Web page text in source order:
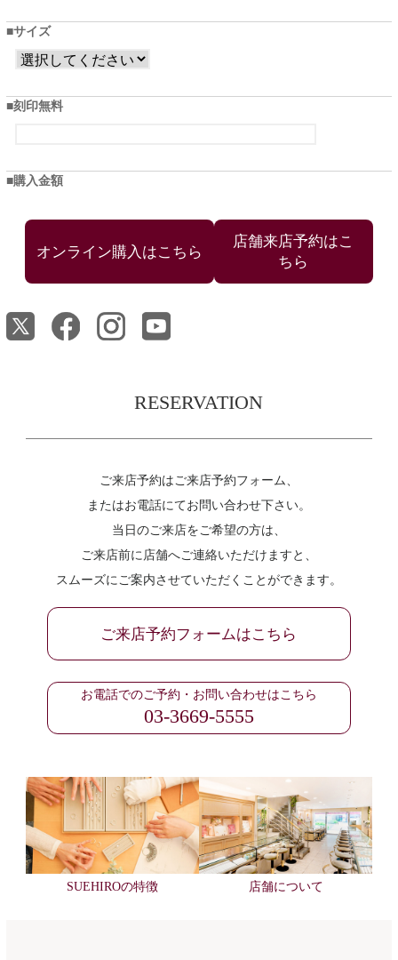
サイズ
刻印無料
購入金額
店舗来店予約はこ
ちら
RESERVATION
ご来店予約はご来店予約フォーム、
またはお電話にてお問い合わせ下さい。
当日のご来店をご希望の方は、
ご来店前に店舗へご連絡いただけますと、
スムーズにご案内させていただくことができます。
ご来店予約フォームはこちら
お電話でのご予約・お問い合わせはこちら
03-3669-5555
SUEHIROの特徴 店舗について